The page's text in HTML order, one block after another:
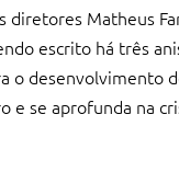
diretores Matheus
escrito há três
o
se aprofunda na